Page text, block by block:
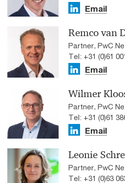
Email
Remco van
Partner, PwC
Tel: +31 (0)61
Email
Wilmer
Partner, PwC
Tel: +31 (0)61
Email
Leonie
Partner, PwC
Tel: +31 (0)63